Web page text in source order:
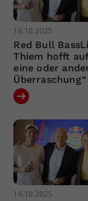
16.10.2025
Red Bull
Thiem hofft
eine oder
Überraschung“
16.10.2025